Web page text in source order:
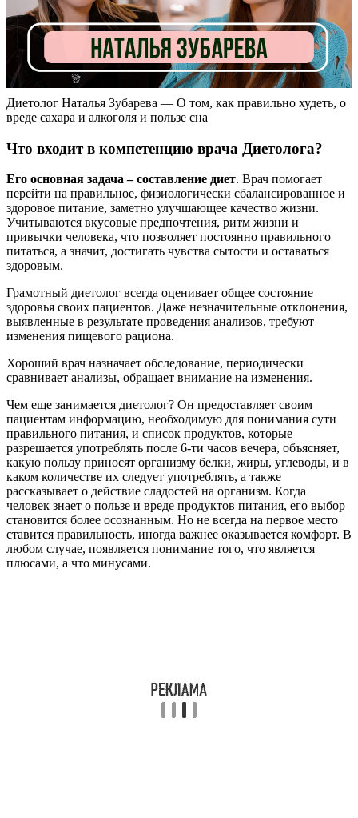
Диетолог Наталья Зубарева — О том, как правильно худеть, о
вреде сахара и алкоголя и пользе сна
Что входит в компетенцию врача Диетолога?
Его основная задача – составление диет. Врач помогает
перейти на правильное, физиологически сбалансированное и
здоровое питание, заметно улучшающее качество жизни.
Учитываются вкусовые предпочтения, ритм жизни и
привычки человека, что позволяет постоянно правильного
питаться, а значит, достигать чувства сытости и оставаться
здоровым.
Грамотный диетолог всегда оценивает общее состояние
здоровья своих пациентов. Даже незначительные отклонения,
выявленные в результате проведения анализов, требуют
изменения пищевого рациона.
Хороший врач назначает обследование, периодически
сравнивает анализы, обращает внимание на изменения.
Чем еще занимается диетолог? Он предоставляет своим
пациентам информацию, необходимую для понимания сути
правильного питания, и список продуктов, которые
разрешается употреблять после 6-ти часов вечера, объясняет,
какую пользу приносят организму белки, жиры, углеводы, и в
каком количестве их следует употреблять, а также
рассказывает о действие сладостей на организм. Когда
человек знает о пользе и вреде продуктов питания, его выбор
становится более осознанным. Но не всегда на первое место
ставится правильность, иногда важнее оказывается комфорт. В
любом случае, появляется понимание того, что является
плюсами, а что минусами.